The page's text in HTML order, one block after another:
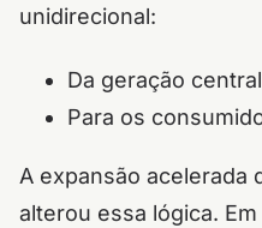
unidirecional:
Da geração
Para os
A expansão acelerada
alterou essa lógica.